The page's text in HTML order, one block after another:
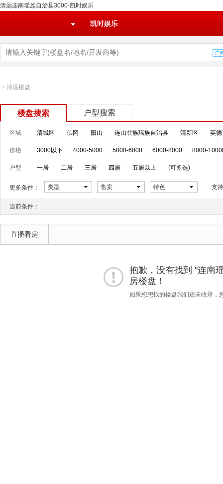
清远连南瑶族自治县3000-凯时娱乐
凯时娱乐
> 清远楼盘
楼盘搜索 户型搜索
区域 清城区 佛冈 阳山 连山壮族瑶族自治县 清新区 英德
价格 3000以下 4000-5000 5000-6000 6000-8000 8000-
户型 一居 二居 三居 四居 五居以上 (可多选)
更多条件： 类型 售卖 特色 支
当前条件：
直播看房
抱歉，没有找到 "连南
房楼盘！
如果您想找的楼盘我们还未收录，